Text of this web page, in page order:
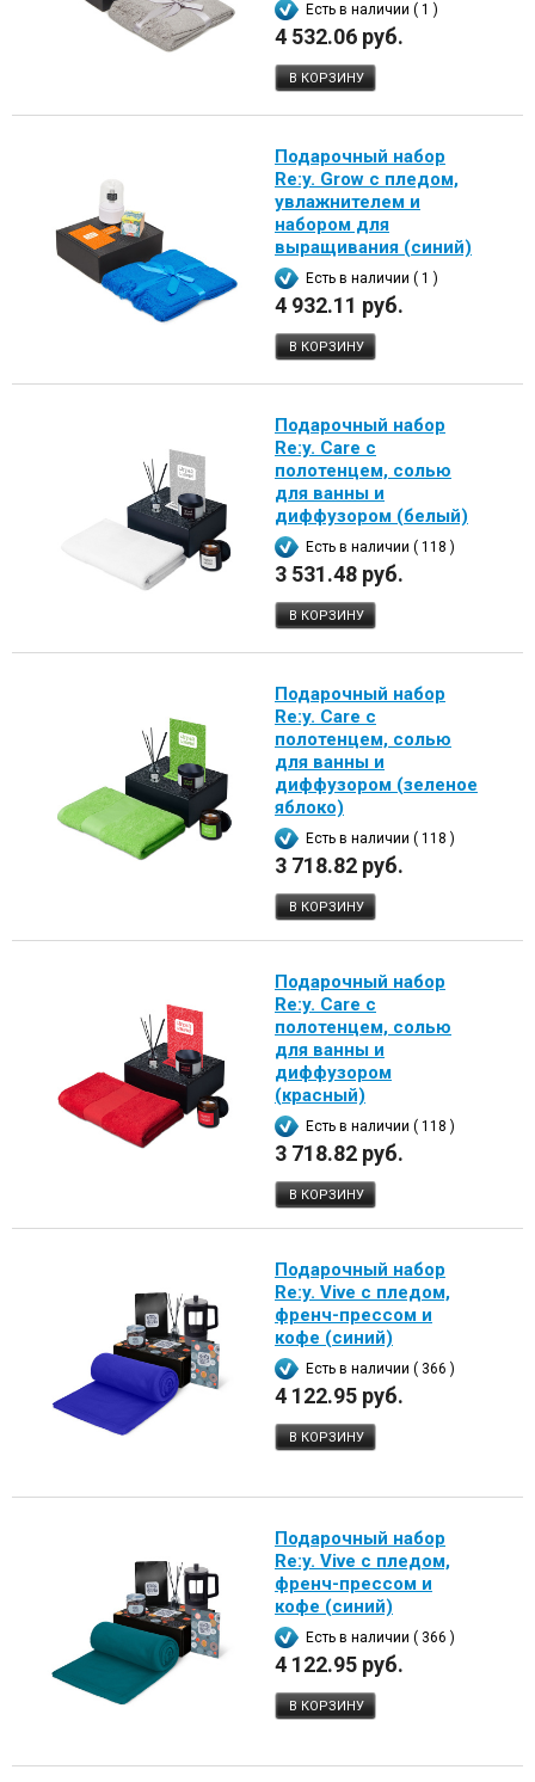
Есть в наличии ( 1 )
4 532.06 руб.
В КОРЗИНУ
Подарочный набор
Re:y. Grow с пледом,
увлажнителем и
набором для
выращивания (синий)
Есть в наличии ( 1 )
4 932.11 руб.
В КОРЗИНУ
Подарочный набор
Re:y. Care с
полотенцем, солью
для ванны и
диффузором (белый)
Есть в наличии ( 118 )
3 531.48 руб.
В КОРЗИНУ
Подарочный набор
Re:y. Care с
полотенцем, солью
для ванны и
диффузором (зеленое
яблоко)
Есть в наличии ( 118 )
3 718.82 руб.
В КОРЗИНУ
Подарочный набор
Re:y. Care с
полотенцем, солью
для ванны и
диффузором
(красный)
Есть в наличии ( 118 )
3 718.82 руб.
В КОРЗИНУ
Подарочный набор
Re:y. Vive с пледом,
френч-прессом и
кофе (синий)
Есть в наличии ( 366 )
4 122.95 руб.
В КОРЗИНУ
Подарочный набор
Re:y. Vive с пледом,
френч-прессом и
кофе (синий)
Есть в наличии ( 366 )
4 122.95 руб.
В КОРЗИНУ